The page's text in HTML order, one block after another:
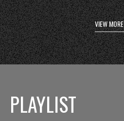
VIEW MORE
PLAYLIST